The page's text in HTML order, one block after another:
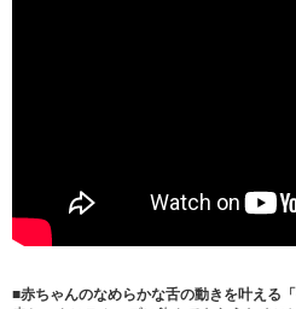
■赤ちゃんのなめらかな舌の動きを叶える「